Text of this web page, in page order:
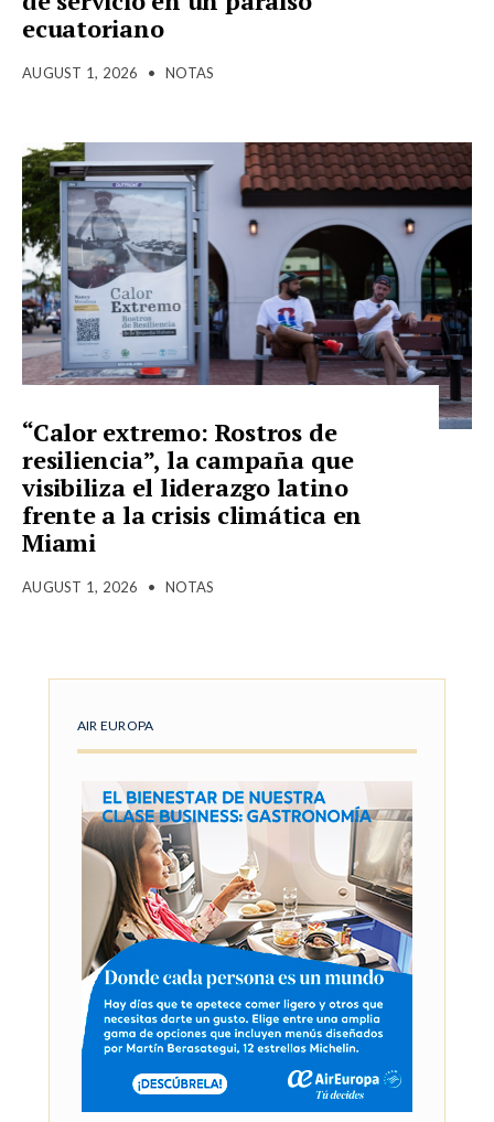
ecuatoriano
AUGUST 1, 2026 • NOTAS
“Calor extremo: Rostros de
resiliencia”, la campaña que
visibiliza el liderazgo latino
frente a la crisis climática en
Miami
AUGUST 1, 2026 • NOTAS
AIR EUROPA